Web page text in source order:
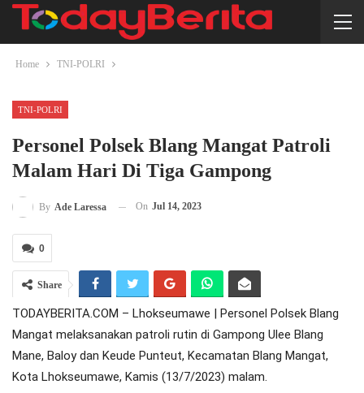
Home TNI-POLRI
TNI-POLRI
Personel Polsek Blang Mangat Patroli
Malam Hari Di Tiga Gampong
By Ade Laressa On Jul 14, 2023
0
Share
TODAYBERITA.COM – Lhokseumawe | Personel Polsek Blang
Mangat melaksanakan patroli rutin di Gampong Ulee Blang
Mane, Baloy dan Keude Punteut, Kecamatan Blang Mangat,
Kota Lhokseumawe, Kamis (13/7/2023) malam.